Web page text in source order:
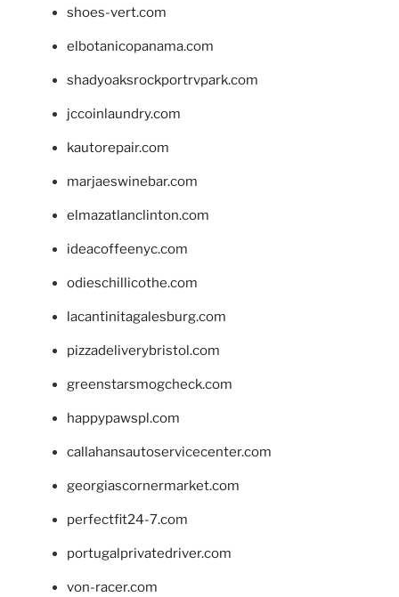
shoes-vert.com
elbotanicopanama.com
shadyoaksrockportrvpark.com
jccoinlaundry.com
kautorepair.com
marjaeswinebar.com
elmazatlanclinton.com
ideacoffeenyc.com
odieschillicothe.com
lacantinitagalesburg.com
pizzadeliverybristol.com
greenstarsmogcheck.com
happypawspl.com
callahansautoservicecenter.com
georgiascornermarket.com
perfectfit24-7.com
portugalprivatedriver.com
von-racer.com